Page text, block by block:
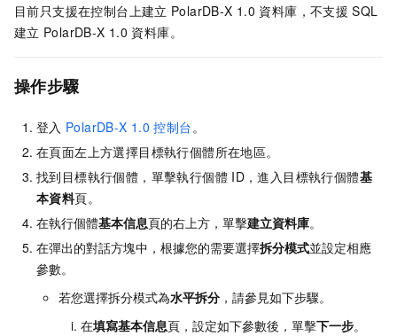
目前只支援在控制台上建立 PolarDB-X 1.0 資料庫，不支援 SQL
建立 PolarDB-X 1.0 資料庫。
操作步驟
登入 PolarDB-X 1.0 控制台。
在頁面左上方選擇目標執行個體所在地區。
找到目標執行個體，單擊執行個體 ID，進入目標執行個體基
本資料頁。
在執行個體基本信息頁的右上方，單擊建立資料庫。
在彈出的對話方塊中，根據您的需要選擇拆分模式並設定相應
參數。
若您選擇拆分模式為水平拆分 ，請參見如下步驟。
在填寫基本信息頁，設定如下參數後，單擊下一步。